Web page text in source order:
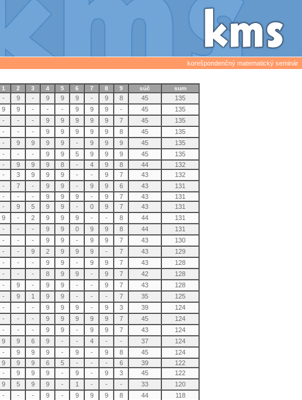
korešpondenčný matematický seminár
1 2 3 4 5 6 7 8 9 súč sum
- 9 - 9 9 9 - 9 8 45
135
9 9 - - - 9 9 9 - 45
135
- - - 9 9 9 9 9 7 45
135
- - - 9 9 9 9 9 8 45
135
- 9 9 9 9 - 9 9 9 45
135
- - - 9 9 5 9 9 9 45
135
- 9 9 9 8 - 4 9 8 44
132
- 3 9 9 9 - - 9 7 43
132
- 7 - 9 9 - 9 9 6 43
131
- - - 9 9 9 - 9 7 43
131
- 9 5 9 9 - 0 9 7 43
131
9 - 2 9 9 9 - - 8 44
131
- - - 9 9 0 9 9 8 44
131
- - - 9 9 - 9 9 7 43
130
- - 9 2 9 9 9 - 7 43
129
- - - 9 9 - 9 9 7 43
128
- - - 8 9 9 - 9 7 42
128
- 9 - 9 9 - - 9 7 43
128
- 9 1 9 9 - - - 7 35
125
- - - 9 9 9 - 9 3 39
124
- - - 9 9 9 9 9 7 45
124
- - - 9 9 - 9 9 7 43
124
9 9 6 9 - - 4 - - 37
124
- 9 9 9 - 9 - 9 8 45
124
9 9 9 6 5 - - - 6 39
122
- 9 9 9 - 9 - 9 3 45
122
9 5 9 9 - 1 - - - 33
120
- - - 9 - 9 9 9 8 44
118